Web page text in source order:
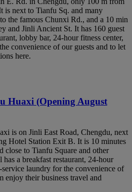
is next to Tianfu Sq. and many
the famous Chunxi Rd., and a 10 min
and Jinli Ancient St. It has 160 guest
lobby bar, 24-hour fitness center,
convenience of our guests and to let
here.
Huaxi (Opening August
is on Jinli East Road, Chengdu, next
Hotel Station Exit B. It is 10 minutes
close to Tianfu Square and other
has a breakfast restaurant, 24-hour
service laundry for the convenience of
enjoy their business travel and